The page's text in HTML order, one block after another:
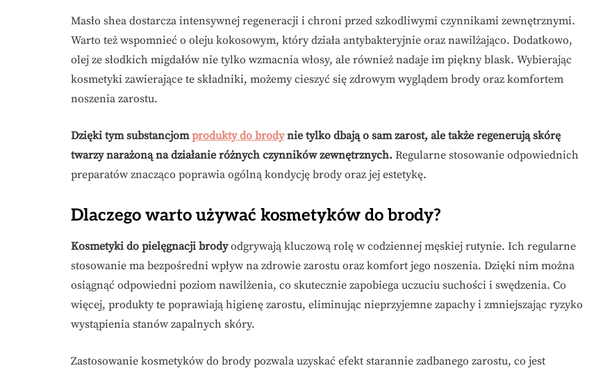
Masło shea dostarcza intensywnej regeneracji i chroni przed szkodliwymi czynnikami zewnętrznymi.
Warto też wspomnieć o oleju kokosowym, który działa antybakteryjnie oraz nawilżająco. Dodatkowo,
olej ze słodkich migdałów nie tylko wzmacnia włosy, ale również nadaje im piękny blask. Wybierając
kosmetyki zawierające te składniki, możemy cieszyć się zdrowym wyglądem brody oraz komfortem
noszenia zarostu.
Dzięki tym substancjomprodukty do brodynie tylko dbają o sam zarost, ale także regenerują skórę
twarzy narażoną na działanie różnych czynników zewnętrznych. Regularne stosowanie odpowiednich
preparatów znacząco poprawia ogólną kondycję brody oraz jej estetykę.
Dlaczego warto używać kosmetyków do brody?
Kosmetyki do pielęgnacji brodyodgrywają kluczową rolę w codziennej męskiej rutynie. Ich regularne
stosowanie ma bezpośredni wpływ na zdrowie zarostu oraz komfort jego noszenia. Dzięki nim można
osiągnąć odpowiedni poziom nawilżenia, co skutecznie zapobiega uczuciu suchości i swędzenia. Co
więcej, produkty te poprawiają higienę zarostu, eliminując nieprzyjemne zapachy i zmniejszając ryzyko
wystąpienia stanów zapalnych skóry.
Zastosowanie kosmetyków do brody pozwala uzyskać efekt starannie zadbanego zarostu, co jest